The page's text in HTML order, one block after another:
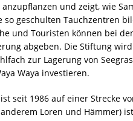
und zeigt, wie
geschulten Tauchzentren
und Touristen können bei
abgeben. Die Stiftung
zur Lagerung von
Waya investieren.
seit 1986 auf einer Strecke
Loren und Hämmer)